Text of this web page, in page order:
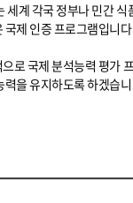
세계 각국 정부나 민간 식
국제 인증 프로그램입니
로 국제 분석능력 평가
을 유지하도록 하겠습